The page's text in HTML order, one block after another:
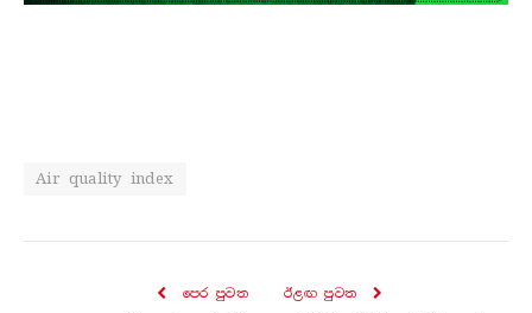
Air quality index
පෙර පුව​ත ඊළඟ පුව​ත